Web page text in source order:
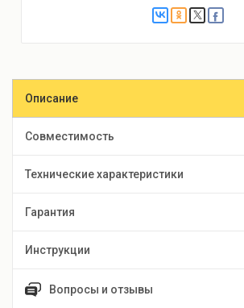
Описание
Совместимость
Технические характеристики
Гарантия
Инструкции
Вопросы и отзывы